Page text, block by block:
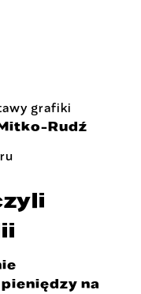
grafiki
Rudź
na